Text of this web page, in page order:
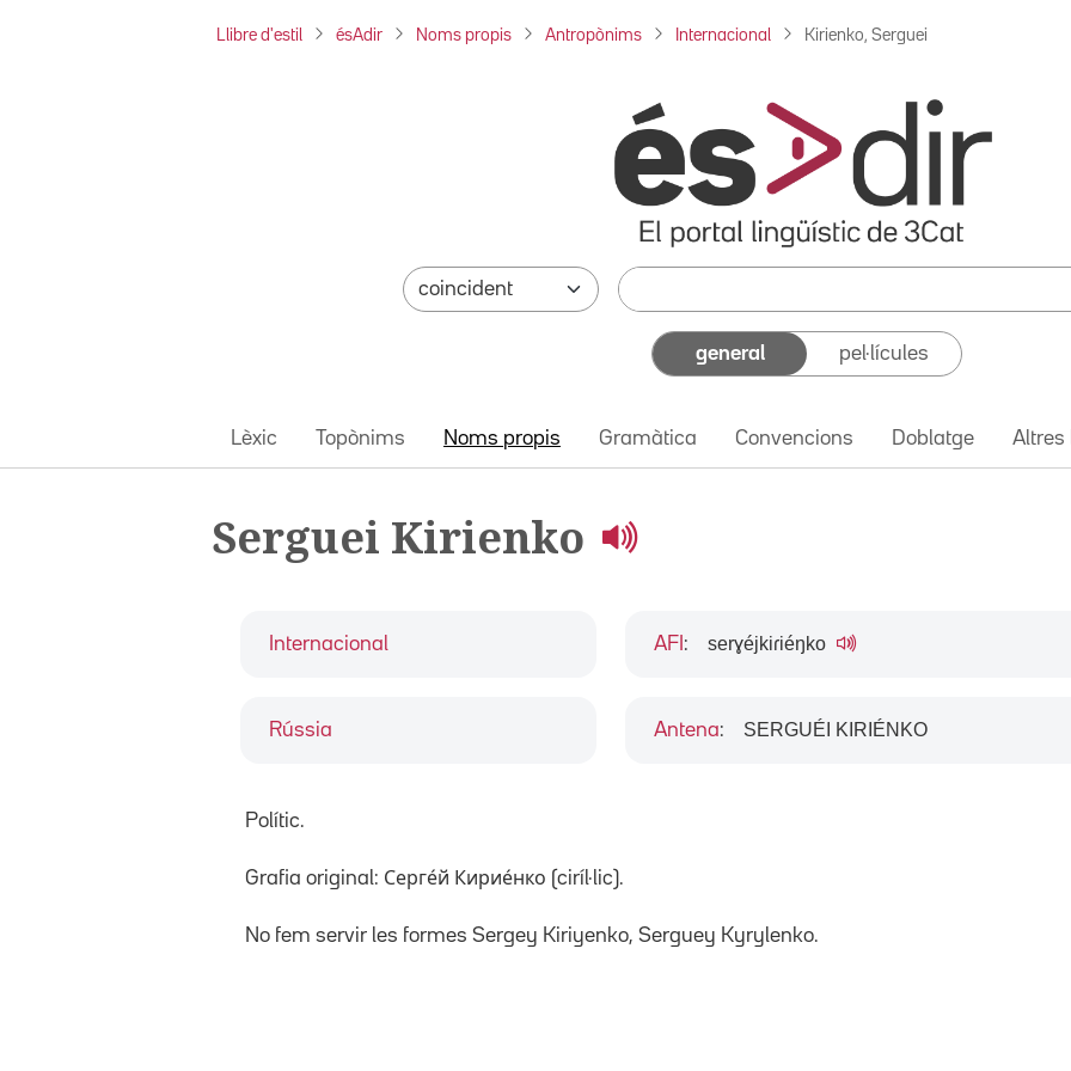
Llibre d'estil ésAdir Noms propis Antropònims Internacional Kirienko, Serguei
general pel·lícules
Lèxic Topònims Noms propis Gramàtica Convencions Doblatge Altres
Serguei Kirienko
Internacional
Rússia
AFI : serɣéjkiɾiéŋko
Antena: SERGUÉI KIRIÉNKO
Polític.
Grafia original: Серге́й Кирие́нко (ciríl·lic).
No fem servir les formes Sergey Kiriyenko, Serguey Kyrylenko.